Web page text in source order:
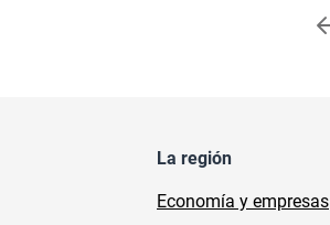
La región
Economía y empresas